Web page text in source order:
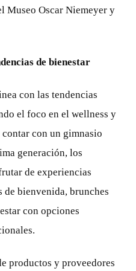
Museo Oscar Niemeyer y
de bienestar
con las tendencias
el foco en el wellness y
con un gimnasio
generación, los
de experiencias
de bienvenida, brunches
con opciones
productos y proveedores